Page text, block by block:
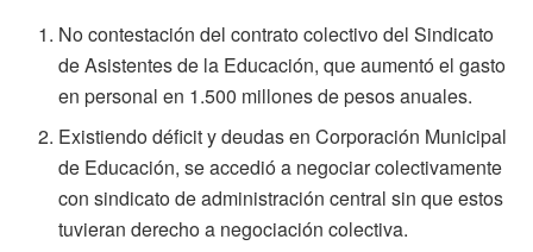
No contestación del contrato colectivo del Sindicato
de Asistentes de la Educación, que aumentó el gasto
en personal en 1.500 millones de pesos anuales.
Existiendo déficit y deudas en Corporación Municipal
de Educación, se accedió a negociar colectivamente
con sindicato de administración central sin que estos
tuvieran derecho a negociación colectiva.